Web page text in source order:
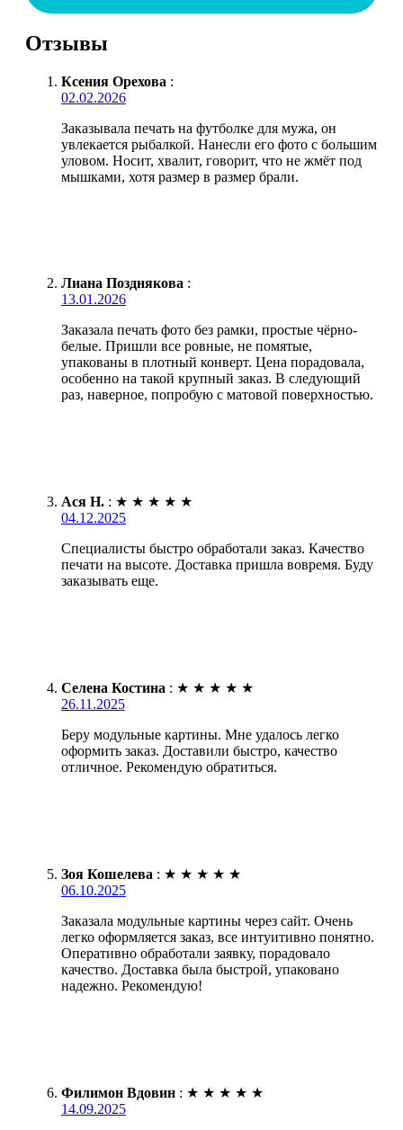
Отзывы
Ксения Орехова :
02.02.2026
Заказывала печать на футболке для мужа, он
увлекается рыбалкой. Нанесли его фото с большим
уловом. Носит, хвалит, говорит, что не жмёт под
мышками, хотя размер в размер брали.
Лиана Позднякова :
13.01.2026
Заказала печать фото без рамки, простые чёрно-
белые. Пришли все ровные, не помятые,
упакованы в плотный конверт. Цена порадовала,
особенно на такой крупный заказ. В следующий
раз, наверное, попробую с матовой поверхностью.
Ася Н. : ★ ★ ★ ★ ★
04.12.2025
Специалисты быстро обработали заказ. Качество
печати на высоте. Доставка пришла вовремя. Буду
заказывать еще.
Селена Костина : ★ ★ ★ ★ ★
26.11.2025
Беру модульные картины. Мне удалось легко
оформить заказ. Доставили быстро, качество
отличное. Рекомендую обратиться.
Зоя Кошелева : ★ ★ ★ ★ ★
06.10.2025
Заказала модульные картины через сайт. Очень
легко оформляется заказ, все интуитивно понятно.
Оперативно обработали заявку, порадовало
качество. Доставка была быстрой, упаковано
надежно. Рекомендую!
Филимон Вдовин : ★ ★ ★ ★ ★
14.09.2025